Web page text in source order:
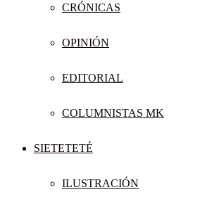
CRÓNICAS
OPINIÓN
EDITORIAL
COLUMNISTAS MK
SIETETETÉ
ILUSTRACIÓN